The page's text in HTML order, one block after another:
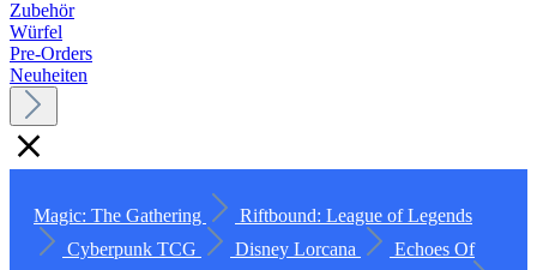
Zubehör
Würfel
Pre-Orders
Neuheiten
Magic: The Gathering
Riftbound: League of Legends
Cyberpunk TCG
Disney Lorcana
Echoes Of